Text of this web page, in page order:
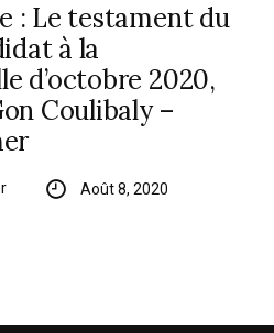
: Le testament du
à la
d’octobre 2020,
Coulibaly –
Août 8, 2020